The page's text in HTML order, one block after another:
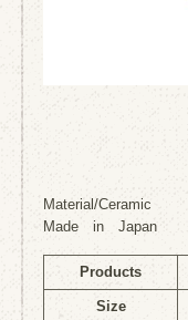
Material/Ceramic
Made in Japan
Products
Size